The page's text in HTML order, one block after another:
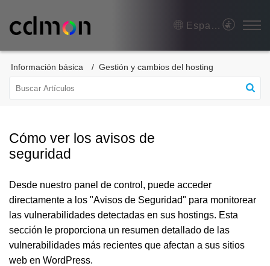
Español (España)
Información básica Gestión y cambios del hosting
Cómo ver los avisos de
seguridad
Desde nuestro panel de control, puede acceder
directamente a los "Avisos de Seguridad" para monitorear
las vulnerabilidades detectadas en sus hostings. Esta
sección le proporciona un resumen detallado de las
vulnerabilidades más recientes que afectan a sus sitios
web en WordPress.